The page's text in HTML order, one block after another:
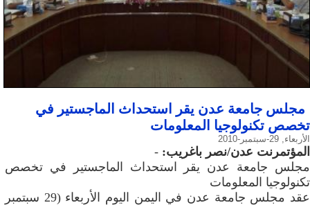
مجلس جامعة عدن يقر استحداث الماجستير في
تخصص تكنولوجيا المعلومات
الأربعاء, 29-سبتمبر-2010
المؤتمرنت عدن/نصر باغريب: -
مجلس جامعة عدن يقر استحداث الماجستير في تخصص
تكنولوجيا المعلومات
عقد مجلس جامعة عدن في اليمن اليوم الأربعاء (29 سبتمبر